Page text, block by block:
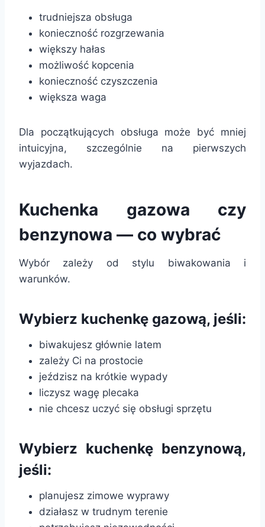
trudniejsza obsługa
konieczność rozgrzewania
większy hałas
możliwość kopcenia
konieczność czyszczenia
większa waga
Dla początkujących obsługa może być mniej
intuicyjna, szczególnie na pierwszych
wyjazdach.
Kuchenka gazowa czy
benzynowa — co wybrać
Wybór zależy od stylu biwakowania i
warunków.
Wybierz kuchenkę gazową, jeśli:
biwakujesz głównie latem
zależy Ci na prostocie
jeździsz na krótkie wypady
liczysz wagę plecaka
nie chcesz uczyć się obsługi sprzętu
Wybierz kuchenkę benzynową,
jeśli:
planujesz zimowe wyprawy
działasz w trudnym terenie